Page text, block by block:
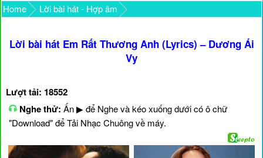
Home Lời bài hát - Hợp âm
Lời bài hát Em Rất Thương Anh (Lyrics) – Dương Ái
Vy
Lượt tải: 18552
Nghe thử: Ấn ▶ để Nghe và kéo xuống dưới có ô chữ
"Download" để Tải Nhạc Chuông về máy.